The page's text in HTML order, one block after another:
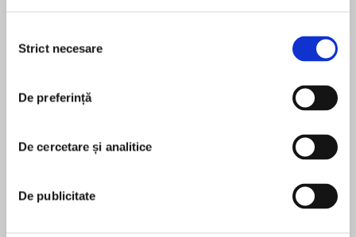
consimțământului
Strict necesare
De preferință
De cercetare și analitice
De publicitate
shape...and winds up getting her groove back—
and a whole lot more!
Holly Brennan used food to comfort herself
through her husband’s illness and death. Now
she’s alone at age thirty-two. And she weighs
more than she ever has. When fate throws her in
to pro athletes, and he offers to train her, Holly
concludes it must be a sign. Much as she
În acest moment nu există recenzii
Stephanie Evanovich
Stephanie Evanovich began writing fiction while